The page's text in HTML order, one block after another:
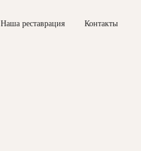
Наша реставрация Контакты